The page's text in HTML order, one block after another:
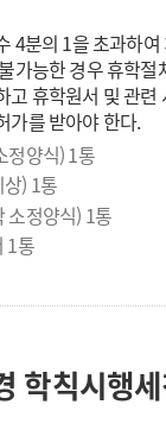
4분의 1을 초과하
가능한 경우 휴학
고 휴학원서 및 관련
가를 받아야 한다.
정양식) 1통
) 1통
소정양식) 1통
1통
학칙시행